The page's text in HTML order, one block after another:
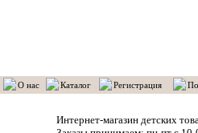
О нас Каталог Регистрация
Интернет-магазин детских